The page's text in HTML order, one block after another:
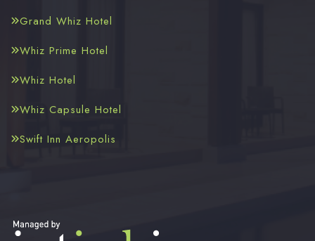
Grand Whiz Hotel
Whiz Prime Hotel
Whiz Hotel
Whiz Capsule Hotel
Swift Inn Aeropolis